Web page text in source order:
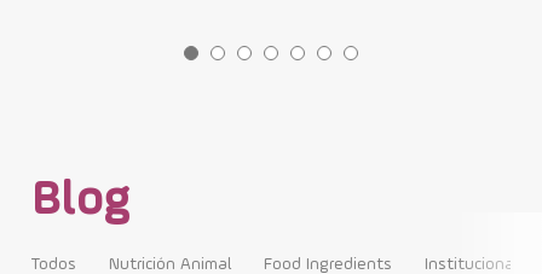
Blog
Todos Nutrición Animal Food Ingredients Institucional